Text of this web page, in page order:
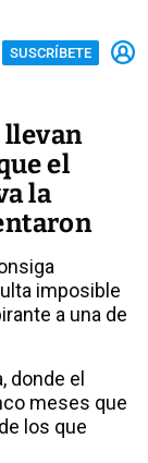
SUSCRÍBETE
llevan
el
la
imposible
a una de
donde el
meses que
los que